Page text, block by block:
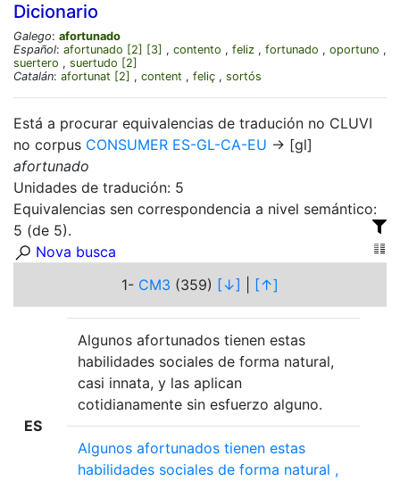
Dicionario
Galego: afortunado
Español: afortunado [2] [3] , contento , feliz , fortunado , oportuno ,
suertero , suertudo [2]
Catalán: afortunat [2] , content , feliç , sortós
Está a procurar equivalencias de tradución no CLUVI
no corpus CONSUMER ES-GL-CA-EU → [gl]
afortunado
Unidades de tradución: 5
Equivalencias sen correspondencia a nivel semántico:
5 (de 5).
Nova busca
1- CM3 (359) [↓] [↑]
ES
Algunos afortunados tienen estas
habilidades sociales de forma natural,
casi innata, y las aplican
cotidianamente sin esfuerzo alguno.
Algunos afortunados tienen estas
habilidades sociales de forma natural ,